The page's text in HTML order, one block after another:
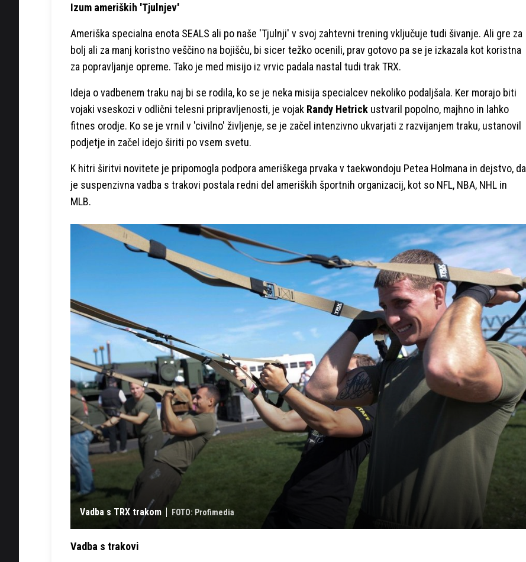
Izum ameriških 'Tjulnjev'
Ameriška specialna enota SEALS ali po naše 'Tjulnji' v svoj zahtevni trening vključuje tudi šivanje. Ali gre za
bolj ali za manj koristno veščino na bojišču, bi sicer težko ocenili, prav gotovo pa se je izkazala kot koristna
za popravljanje opreme. Tako je med misijo iz vrvic padala nastal tudi trak TRX.
Ideja o vadbenem traku naj bi se rodila, ko se je neka misija specialcev nekoliko podaljšala. Ker morajo biti
vojaki vseskozi v odlični telesni pripravljenosti, je vojak Randy Hetrick ustvaril popolno, majhno in lahko
fitnes orodje. Ko se je vrnil v 'civilno' življenje, se je začel intenzivno ukvarjati z razvijanjem traku, ustanovil
podjetje in začel idejo širiti po vsem svetu.
K hitri širitvi novitete je pripomogla podpora ameriškega prvaka v taekwondoju Petea Holmana in dejstvo, da
je suspenzivna vadba s trakovi postala redni del ameriških športnih organizacij, kot so NFL, NBA, NHL in
MLB.
Vadba s TRX trakom FOTO: Profimedia
Vadba s trakovi